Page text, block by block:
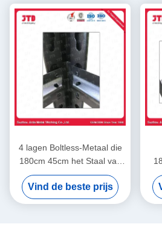
4 lagen Boltless-Metaal die
180cm 45cm het Staal van
het Klinknagelrek het
Opschorten opschorten
Vind de beste prijs